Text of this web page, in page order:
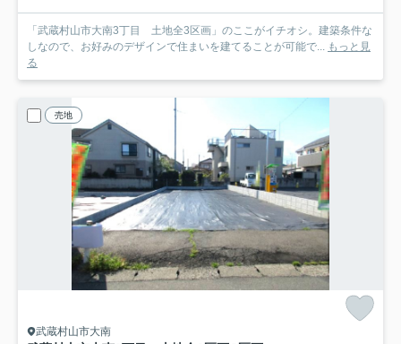
「武蔵村山市大南3丁目 土地全3区画」のここがイチオシ。建築条件な
しなので、お好みのデザインで住まいを建てることが可能で... もっと見
る
売地
武蔵村山市大南